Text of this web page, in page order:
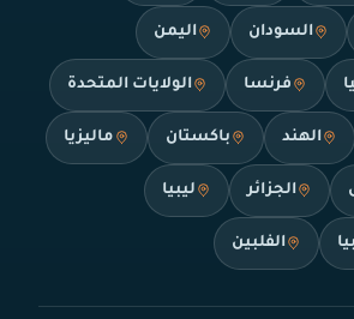
السودان اليمن
فرنسا الولايات المتحدة
الهند باكستان ماليزيا
الجزائر ليبيا
الفلبين